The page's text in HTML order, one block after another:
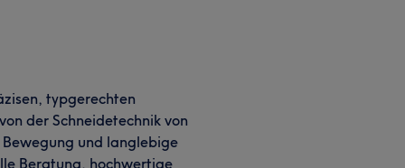
typgerechten
der Schneidetechnik von
und langlebige
Beratung, hochwertige